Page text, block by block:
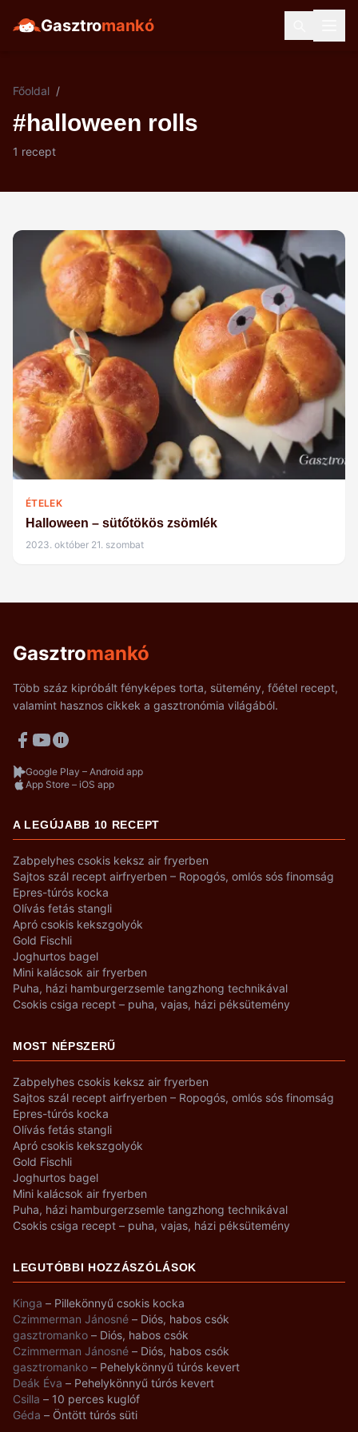
Gasztromankó
Főoldal /
#halloween rolls
1 recept
ÉTELEK
Halloween – sütőtökös zsömlék
2023. október 21. szombat
Gasztromankó
Több száz kipróbált fényképes torta, sütemény, főétel recept,
valamint hasznos cikkek a gasztronómia világából.
Google Play – Android app
App Store – iOS app
A LEGÚJABB 10 RECEPT
Zabpelyhes csokis keksz air fryerben
Sajtos szál recept airfryerben – Ropogós, omlós sós finomság
Epres-túrós kocka
Olívás fetás stangli
Apró csokis kekszgolyók
Gold Fischli
Joghurtos bagel
Mini kalácsok air fryerben
Puha, házi hamburgerzsemle tangzhong technikával
Csokis csiga recept – puha, vajas, házi péksütemény
MOST NÉPSZERŰ
Zabpelyhes csokis keksz air fryerben
Sajtos szál recept airfryerben – Ropogós, omlós sós finomság
Epres-túrós kocka
Olívás fetás stangli
Apró csokis kekszgolyók
Gold Fischli
Joghurtos bagel
Mini kalácsok air fryerben
Puha, házi hamburgerzsemle tangzhong technikával
Csokis csiga recept – puha, vajas, házi péksütemény
LEGUTÓBBI HOZZÁSZÓLÁSOK
Kinga – Pillekönnyű csokis kocka
Czimmerman Jánosné – Diós, habos csók
gasztromanko – Diós, habos csók
Czimmerman Jánosné – Diós, habos csók
gasztromanko – Pehelykönnyű túrós kevert
Deák Éva – Pehelykönnyű túrós kevert
Csilla – 10 perces kuglóf
Géda – Öntött túrós süti